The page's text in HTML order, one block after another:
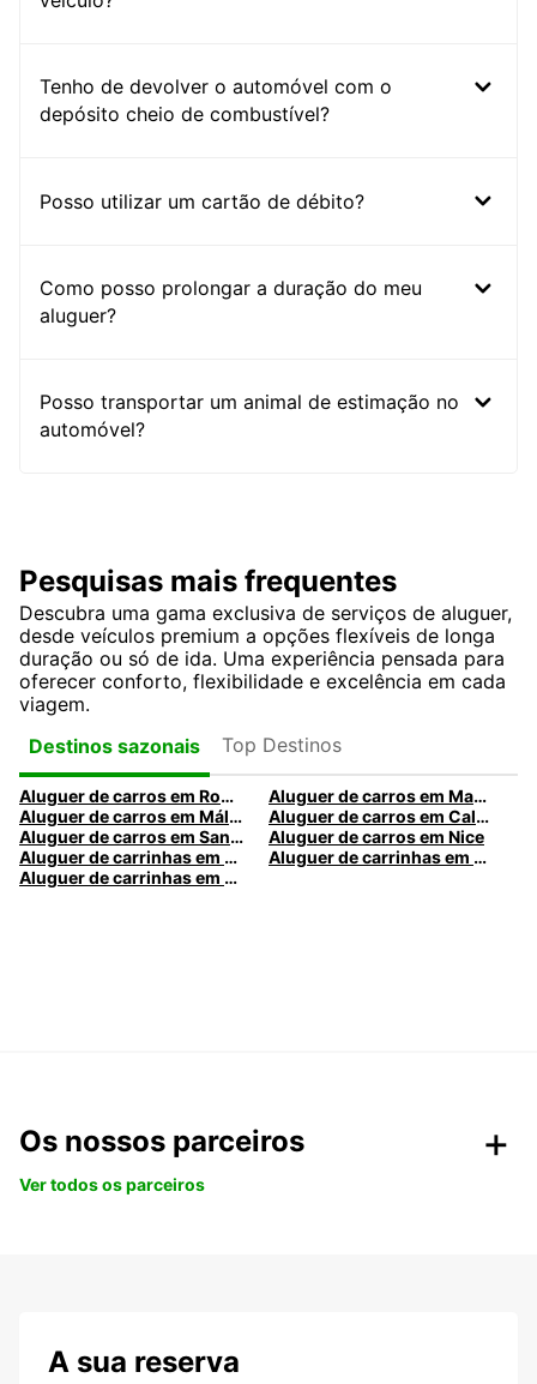
Tenho de devolver o automóvel com o
depósito cheio de combustível?
Posso utilizar um cartão de débito?
Como posso prolongar a duração do meu
aluguer?
Posso transportar um animal de estimação no
automóvel?
Pesquisas mais frequentes
Descubra uma gama exclusiva de serviços de aluguer,
desde veículos premium a opções flexíveis de longa
duração ou só de ida. Uma experiência pensada para
oferecer conforto, flexibilidade e excelência em cada
viagem.
Destinos sazonais
Top Destinos
Aluguer de carros em Roma
Aluguer de carros em Madrid
Aluguer de carros em Málaga
Aluguer de carros em Caldas da Rainha
Aluguer de carros em Santa Maria da Feira
Aluguer de carros em Nice
Aluguer de carrinhas em Nice
Aluguer de carrinhas em Santa Maria da Feira
Aluguer de carrinhas em Caldas da Rainha
Os nossos parceiros
Ver todos os parceiros
A sua reserva